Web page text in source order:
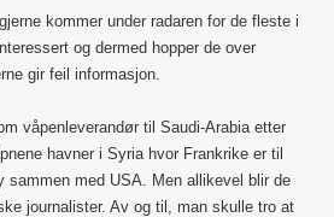
kommer under radaren for de fleste i
og dermed hopper de over
gir feil informasjon.
våpenleverandør til Saudi-Arabia etter
havner i Syria hvor Frankrike er til
sammen med USA. Men allikevel blir de
journalister. Av og til, man skulle tro at